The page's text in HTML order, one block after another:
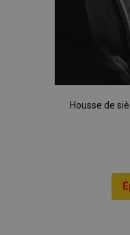
Housse de